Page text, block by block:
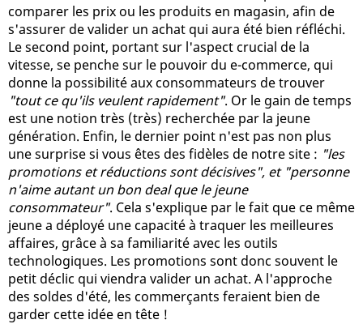
comparer les prix ou les produits en magasin, afin de
s'assurer de valider un achat qui aura été bien réfléchi.
Le second point, portant sur l'aspect crucial de la
vitesse, se penche sur le pouvoir du e-commerce, qui
donne la possibilité aux consommateurs de trouver
"tout ce qu'ils veulent rapidement". Or le gain de temps
est une notion très (très) recherchée par la jeune
génération. Enfin, le dernier point n'est pas non plus
une surprise si vous êtes des fidèles de notre site : "les
promotions et réductions sont décisives", et "personne
n'aime autant un bon deal que le jeune
consommateur". Cela s'explique par le fait que ce même
jeune a déployé une capacité à traquer les meilleures
affaires, grâce à sa familiarité avec les outils
technologiques. Les promotions sont donc souvent le
petit déclic qui viendra valider un achat. A l'approche
des soldes d'été, les commerçants feraient bien de
garder cette idée en tête !